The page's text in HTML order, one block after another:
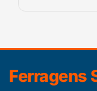
Ferragens